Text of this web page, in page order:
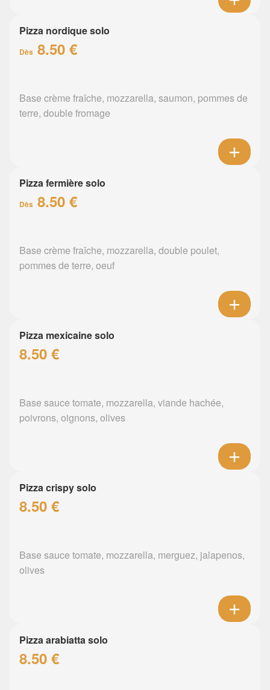
Pizza nordique solo
Dès 8.50 €
Base crème fraîche, mozzarella, saumon, pommes de
terre, double fromage
Pizza fermière solo
Dès 8.50 €
Base crème fraîche, mozzarella, double poulet,
pommes de terre, oeuf
Pizza mexicaine solo
8.50 €
Base sauce tomate, mozzarella, viande hachée,
poivrons, oignons, olives
Pizza crispy solo
8.50 €
Base sauce tomate, mozzarella, merguez, jalapenos,
olives
Pizza arabiatta solo
8.50 €